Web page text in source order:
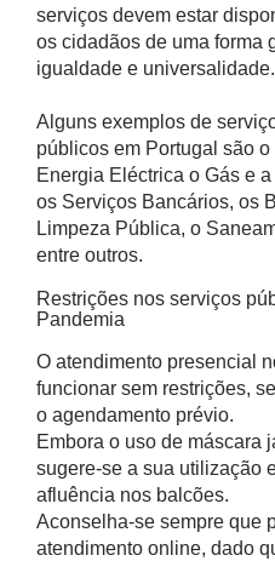
serviços devem estar
os cidadãos de uma forma
igualdade e universalidade.
Alguns exemplos de
públicos em Portugal são
Energia Eléctrica o Gás e
os Serviços Bancários, os
Limpeza Pública, o
entre outros.
Restrições nos serviços
Pandemia
O atendimento presencial
funcionar sem restrições,
o agendamento prévio.
Embora o uso de máscara
sugere-se a sua utilização
afluência nos balcões.
Aconselha-se sempre que
atendimento online, dado